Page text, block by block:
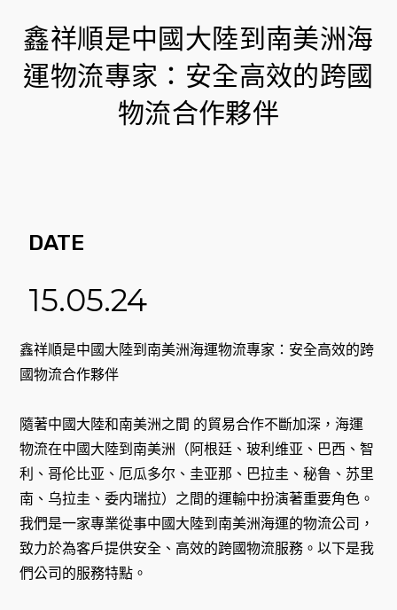
鑫祥順是中國大陸到南美洲海
運物流專家：安全高效的跨國
物流合作夥伴
DATE
15.05.24
鑫祥順是中國大陸到南美洲海運物流專家：安全高效的跨
國物流合作夥伴
隨著中國大陸和南美洲之間 的貿易合作不斷加深，海運
物流在中國大陸到南美洲（阿根廷、玻利维亚、巴西、智
利、哥伦比亚、厄瓜多尔、圭亚那、巴拉圭、秘鲁、苏里
南、乌拉圭、委内瑞拉）之間的運輸中扮演著重要角色。
我們是一家專業從事中國大陸到南美洲海運的物流公司，
致力於為客戶提供安全、高效的跨國物流服務。以下是我
們公司的服務特點。